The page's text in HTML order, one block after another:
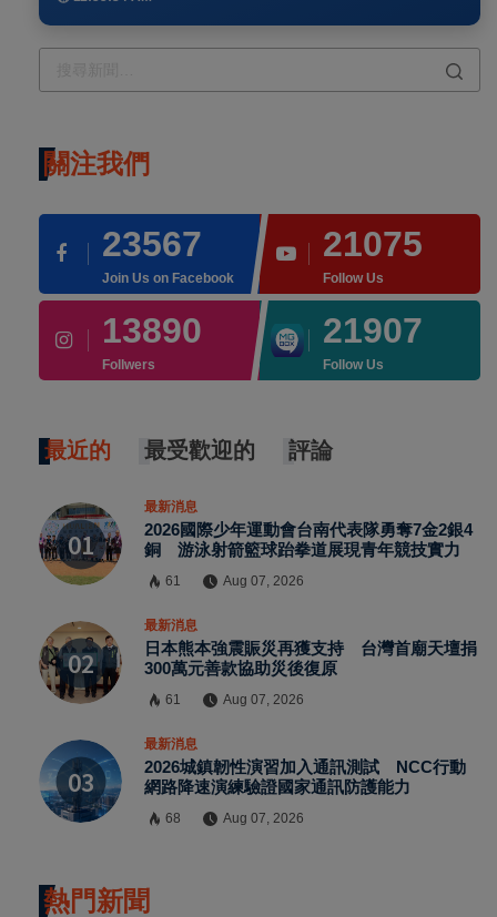
關注我們
23567
Join Us on Facebook
21075
Follow Us
13890
Follwers
21907
Follow Us
最近的 最受歡迎的 評論
最新消息
2026國際少年運動會台南代表隊勇奪7金2銀4
銅 游泳射箭籃球跆拳道展現青年競技實力
61 Aug 07, 2026
最新消息
日本熊本強震賑災再獲支持 台灣首廟天壇捐
300萬元善款協助災後復原
61 Aug 07, 2026
最新消息
2026城鎮韌性演習加入通訊測試 NCC行動
網路降速演練驗證國家通訊防護能力
68 Aug 07, 2026
熱門新聞